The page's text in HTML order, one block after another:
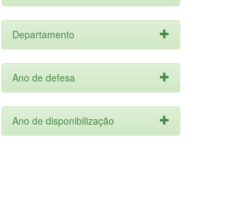
Departamento
Ano de defesa
Ano de disponibilização